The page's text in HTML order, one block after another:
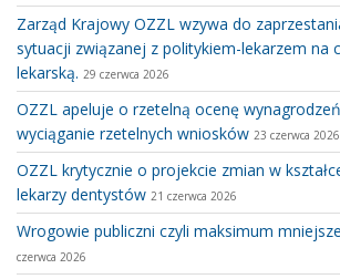
Zarząd Krajowy OZZL wzywa do
sytuacji związanej z politykiem-lekarzem na
lekarską. 29 czerwca 2026
OZZL apeluje o rzetelną ocenę
wyciąganie rzetelnych wniosków 23 czerwca 2026
OZZL krytycznie o projekcie zmian w
lekarzy dentystów 21 czerwca 2026
Wrogowie publiczni czyli maksimum
czerwca 2026